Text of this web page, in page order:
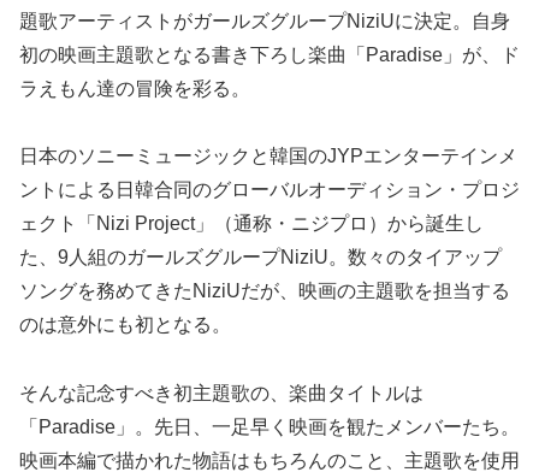
題歌アーティストがガールズグループNiziUに決定。自身
初の映画主題歌となる書き下ろし楽曲「Paradise」が、ド
ラえもん達の冒険を彩る。
日本のソニーミュージックと韓国のJYPエンターテインメ
ントによる日韓合同のグローバルオーディション・プロジ
ェクト「Nizi Project」（通称・ニジプロ）から誕生し
た、9人組のガールズグループNiziU。数々のタイアップ
ソングを務めてきたNiziUだが、映画の主題歌を担当する
のは意外にも初となる。
そんな記念すべき初主題歌の、楽曲タイトルは
「Paradise」。先日、一足早く映画を観たメンバーたち。
映画本編で描かれた物語はもちろんのこと、主題歌を使用